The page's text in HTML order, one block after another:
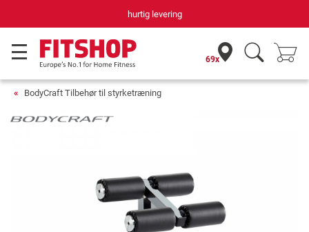
hurtig levering
69x
BodyCraft Tilbehør til styrketræning